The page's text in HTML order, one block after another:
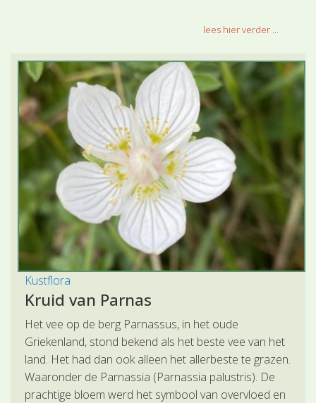
lees hier verder ...
Kustflora
Kruid van Parnas
Het vee op de berg Parnassus, in het oude
Griekenland, stond bekend als het beste vee van het
land. Het had dan ook alleen het allerbeste te grazen.
Waaronder de Parnassia (Parnassia palustris). De
prachtige bloem werd het symbool van overvloed en